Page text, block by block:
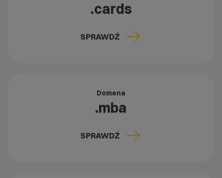
.cards
SPRAWDŹ
Domena
.mba
SPRAWDŹ